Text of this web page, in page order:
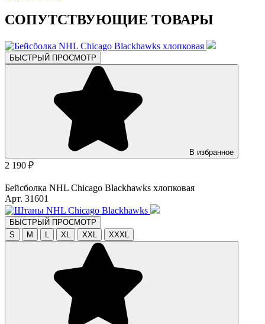
СОПУТСТВУЮЩИЕ ТОВАРЫ
БЫСТРЫЙ ПРОСМОТР
В избранное
2 190 ₽
Бейсболка NHL Chicago Blackhawks хлопковая
Арт. 31601
БЫСТРЫЙ ПРОСМОТР
S
M L XL XXL XXXL